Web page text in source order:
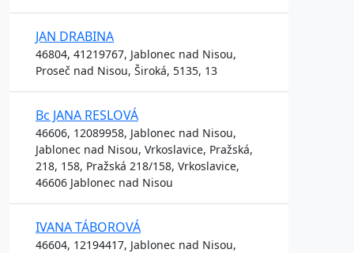
JAN DRABINA
46804, 41219767, Jablonec nad Nisou,
Proseč nad Nisou, Široká, 5135, 13
Bc JANA RESLOVÁ
46606, 12089958, Jablonec nad Nisou,
Jablonec nad Nisou, Vrkoslavice, Pražská,
218, 158, Pražská 218/158, Vrkoslavice,
46606 Jablonec nad Nisou
IVANA TÁBOROVÁ
46604, 12194417, Jablonec nad Nisou,